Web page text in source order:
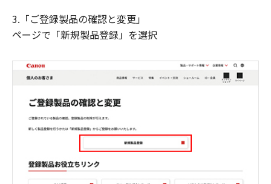
3.「ご登録製品の確認と変更」
ページで「新規製品登録」を選択